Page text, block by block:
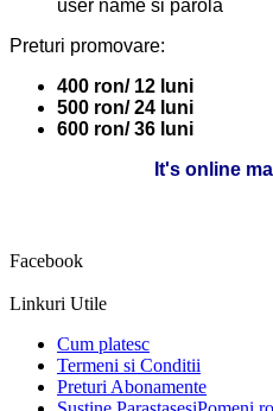
user name si parola
Preturi promovare:
400 ron/ 12 luni
500 ron/ 24 luni
600 ron/ 36 luni
It's online
Facebook
Linkuri Utile
Cum platesc
Termeni si Conditii
Preturi Abonamente